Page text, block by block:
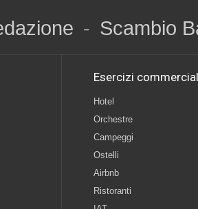
- Scambio
Esercizi
Hotel
Orchestre
Campeggi
Ostelli
Airbnb
Ristoranti